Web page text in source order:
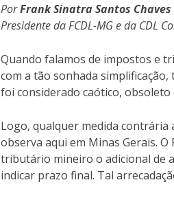
PorFrank Sinatra Santos Chaves
Presidente da FCDL-MG e da CDL
Quando falamos de impostos e
com a tão sonhada
foi considerado caótico, obsoleto
Logo, qualquer medida contrária
observa aqui em Minas Gerais.
tributário mineiro o adicional de
indicar prazo final. Tal